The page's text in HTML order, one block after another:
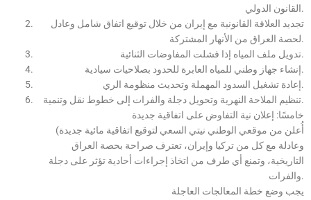
القانون الدولي.
تجديد العلاقة القانونية مع إيران من خلال توقيع اتفاق شامل وعادل
لحصة العراق من الأنهار المشتركة.
تدويل ملف المياه إذا فشلت المفاوضات الثنائية.
إنشاء جهاز وطني للمياه العابرة للحدود بصلاحيات سيادية.
إعادة تشغيل السدود المهملة وتحديث منظومة الري.
تنظيم الملاحة النهرية وتحويل دجلة والفرات إلى خطوط نقل وتنمية.
خامسًا: إعلان نية التفاوض على اتفاقية جديدة
(أُعلن من موقعي الوطني نيتي السعي لتوقيع اتفاقية مائية جديدة
وعادلة مع كل من تركيا وإيران، تعترف صراحة بحصة العراق
التاريخية، وتمنع أي طرف من اتخاذ إجراءات أحادية تؤثر على دجلة
والفرات.
يجب وضع خطة المعالجات العاجلة